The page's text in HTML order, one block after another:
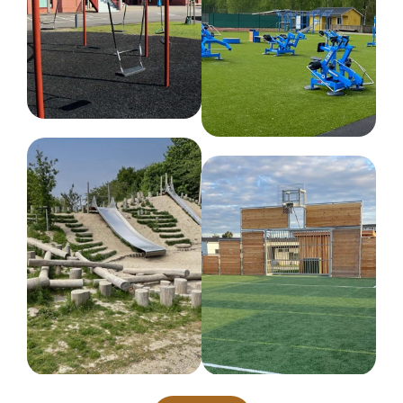
Netto vægt
40 kg